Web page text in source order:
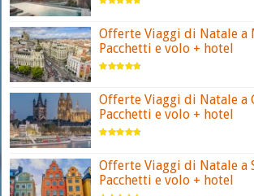
Offerte Viaggi di Natale a
Pacchetti e volo + hotel
Offerte Viaggi di Natale a
Pacchetti e volo + hotel
Offerte Viaggi di Natale a
Pacchetti e volo + hotel